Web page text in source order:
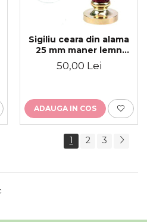
Sigiliu ceara din alama
25 mm maner lemn
personalizat
50,00 Lei
ADAUGA IN COS
1 2 3